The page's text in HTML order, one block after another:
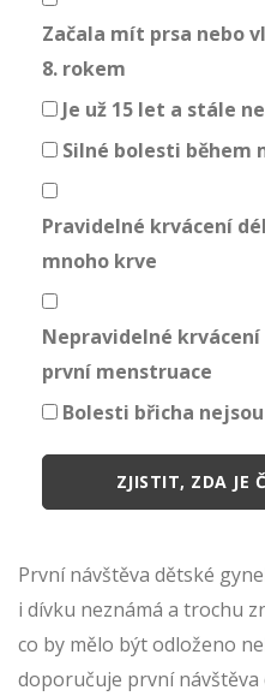
Začala mít prsa nebo
8. rokem
Je už 15 let a stále
Silné bolesti během
Pravidelné krvácení
mnoho krve
Nepravidelné krvácení
první menstruace
Bolesti břicha
ZJISTIT, ZDA JE
První návštěva dětské
i dívku neznámá a trochu
co by mělo být odloženo
doporučuje první návštěva